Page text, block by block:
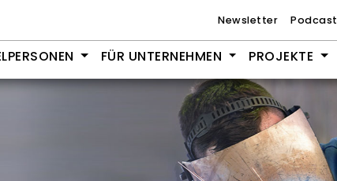
Newsletter Podcast
FÜR UNTERNEHMEN PROJEKTE